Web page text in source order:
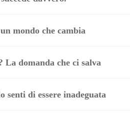
mondo che cambia
La domanda che ci salva
senti di essere inadeguata